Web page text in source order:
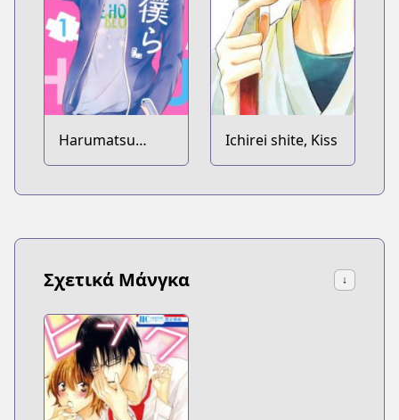
Harumatsu
Bokura
Ichirei shite, Kiss
Σχετικά Μάνγκα ↓